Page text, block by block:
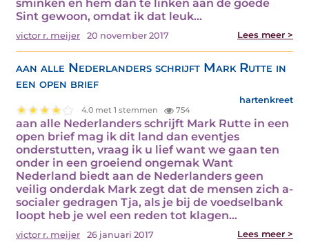
sminken en hem dan te linken aan de goede
Sint gewoon, omdat ik dat leuk…
victor r. meijer 20 november 2017 Lees meer >
aan alle Nederlanders schrijft Mark Rutte in
een open brief
hartenkreet
4.0 met 1 stemmen 754
aan alle Nederlanders schrijft Mark Rutte in een
open brief mag ik dit land dan eventjes
onderstutten, vraag ik u lief want we gaan ten
onder in een groeiend ongemak Want
Nederland biedt aan de Nederlanders geen
veilig onderdak Mark zegt dat de mensen zich a-
socialer gedragen Tja, als je bij de voedselbank
loopt heb je wel een reden tot klagen…
victor r. meijer 26 januari 2017 Lees meer >